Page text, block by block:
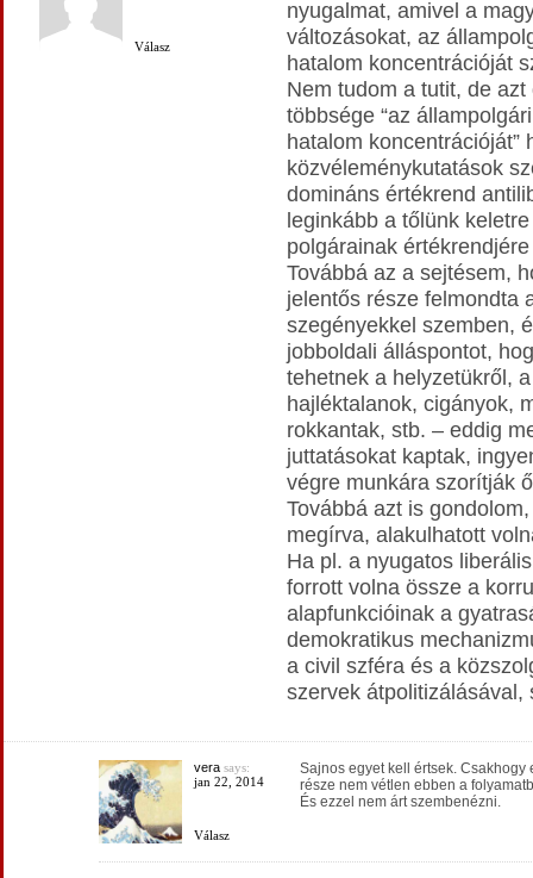
Válasz
nyugalmat, amivel a
változásokat, az
hatalom koncentrációját
Nem tudom a tutit, de azt
többsége “az
hatalom koncentrációját”
közvéleménykutatások
domináns értékrend
leginkább a tőlünk
polgárainak
Továbbá az a sejtésem,
jelentős része felmondta
szegényekkel szemben,
jobboldali álláspontot,
tehetnek a helyzetükről,
hajléktalanok, cigányok,
rokkantak, stb. – eddig
juttatásokat kaptak,
végre munkára szorítják
Továbbá azt is
megírva, alakulhatott
Ha pl. a nyugatos
forrott volna össze a
alapfunkcióinak a
demokratikus
a civil szféra és a
szervek átpolitizálásával,
verasays:
jan 22, 2014
Válasz
Sajnos egyet kell értsek. Csakhogy
része nem vétlen ebben a
És ezzel nem árt szembenézni.